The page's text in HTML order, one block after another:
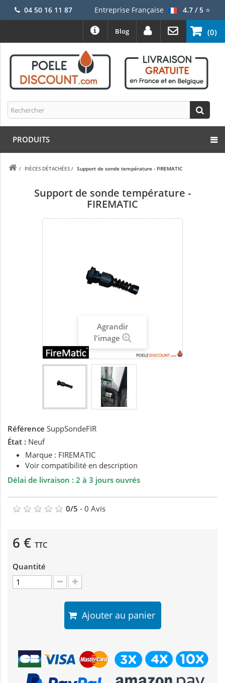
04 50 16 11 87 Entreprise Française 4.7 / 5⭐
(0)
Blog
PRODUITS
/ PIÈCES DÉTACHÉES / Support de sonde température - FIREMATIC
Support de sonde température -
FIREMATIC
Agrandir
l'image
Référence SuppSondeFIR
État : Neuf
Marque : FIREMATIC
Voir compatibilité en description
Délai de livraison : 2 à 3 jours ouvrés
0/5 - 0 Avis
6 € TTC
Quantité
Ajouter au panier